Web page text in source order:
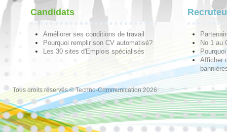
Candidats
Améliorer ses conditions de travail
Pourquoi remplir son CV automatisé?
Les 30 sites d'Emplois spécialisés
No 1 au
Afficher
Tous droits réservés © Techno-Communication 2026